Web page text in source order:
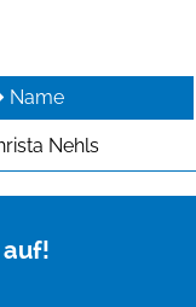
Name
Nehls